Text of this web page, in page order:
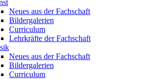
Neues aus der Fachschaft
Bildergalerien
Curriculum
Lehrkräfte der Fachschaft
Neues aus der Fachschaft
Bildergalerien
Curriculum